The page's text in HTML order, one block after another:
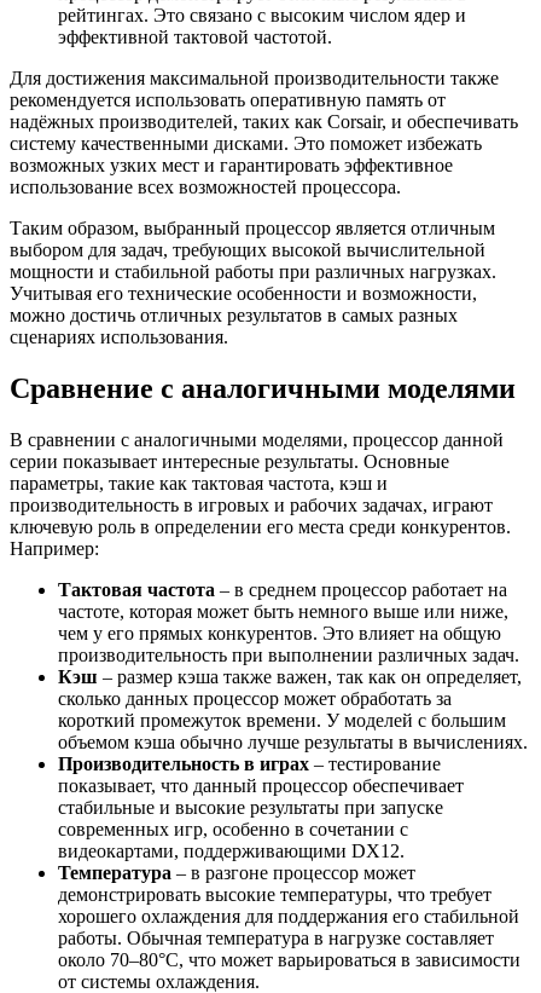
рейтингах. Это связано с высоким числом ядер и
эффективной тактовой частотой.
Для достижения максимальной производительности также
рекомендуется использовать оперативную память от
надёжных производителей, таких как Corsair, и обеспечивать
систему качественными дисками. Это поможет избежать
возможных узких мест и гарантировать эффективное
использование всех возможностей процессора.
Таким образом, выбранный процессор является отличным
выбором для задач, требующих высокой вычислительной
мощности и стабильной работы при различных нагрузках.
Учитывая его технические особенности и возможности,
можно достичь отличных результатов в самых разных
сценариях использования.
Сравнение с аналогичными моделями
В сравнении с аналогичными моделями, процессор данной
серии показывает интересные результаты. Основные
параметры, такие как тактовая частота, кэш и
производительность в игровых и рабочих задачах, играют
ключевую роль в определении его места среди конкурентов.
Например:
Тактовая частота – в среднем процессор работает на
частоте, которая может быть немного выше или ниже,
чем у его прямых конкурентов. Это влияет на общую
производительность при выполнении различных задач.
Кэш – размер кэша также важен, так как он определяет,
сколько данных процессор может обработать за
короткий промежуток времени. У моделей с большим
объемом кэша обычно лучше результаты в вычислениях.
Производительность в играх – тестирование
показывает, что данный процессор обеспечивает
стабильные и высокие результаты при запуске
современных игр, особенно в сочетании с
видеокартами, поддерживающими DX12.
Температура – в разгоне процессор может
демонстрировать высокие температуры, что требует
хорошего охлаждения для поддержания его стабильной
работы. Обычная температура в нагрузке составляет
около 70–80°C, что может варьироваться в зависимости
от системы охлаждения.